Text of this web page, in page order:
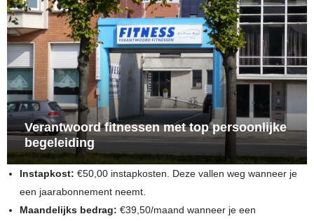
Verantwoord fitnessen met top persoonlijke
begeleiding
Instapkost: €50,00 instapkosten. Deze vallen weg wanneer je
een jaarabonnement neemt.
Maandelijks bedrag: €39,50/maand wanneer je een